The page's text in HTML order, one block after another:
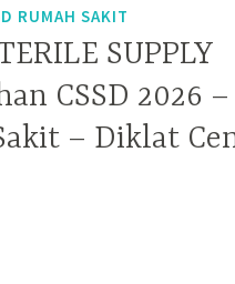
RUMAH SAKIT
SUPPLY
CSSD 2026 –
– Diklat